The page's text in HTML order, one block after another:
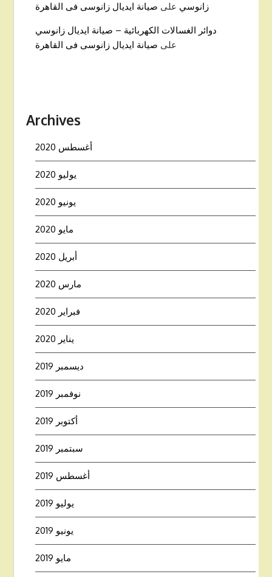
زانوسي على صيانة ايديال زانوسى فى القاهرة
دوائر الغسالات الكهربائية – صيانة ايديال زانوسي
على صيانة ايديال زانوسى فى القاهرة
Archives
أغسطس 2020
يوليو 2020
يونيو 2020
مايو 2020
أبريل 2020
مارس 2020
فبراير 2020
يناير 2020
ديسمبر 2019
نوفمبر 2019
أكتوبر 2019
سبتمبر 2019
أغسطس 2019
يوليو 2019
يونيو 2019
مايو 2019